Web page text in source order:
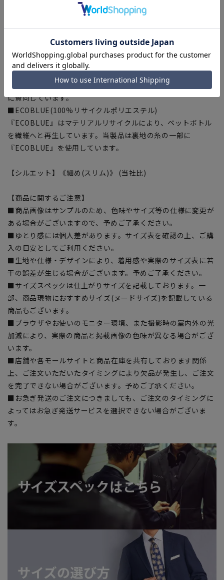
交互に履くことで綺麗にパンツ長持ち。
れた生地から付属まですべてが厳しい基準をクリアした素材を
使用、安全を安心して着用いただけます。
■Plastics Smart
この商品はリサイクル原料を使用し、プラスチック・スマート
に賛同しています。
■ECOBLUE(100%リサイクルポリエステル)
『ECOBLUE』はマテリアルリサイクルにより、ペットボトル
を繊維へと再生しています。当製品は裏地の糸の一部に
『ECOBLUE』を使用しています。
【シルエット】《細め(スリム)》 (当社比)
【商品に関するご注意】
■商品画像はサンプルのため、色味やサイズ等の仕様に変更が
ある場合がございますので、予めご了承ください。
■ゆとり感には個人差があります。サイズ表を確認の上、ご購
入の目安としてご利用ください。
■生地や仕様・デザインにより、着用感や実際のサイズ表に若
干の誤差が生じる場合がございます。予めご了承ください。
■サイズスペックは仕上がりサイズを記載しております。一
部、商品現物におすすめサイズ(ヌードサイズ)を記載している
商品もございます。
■ブラウザやお使いのモニター環境、また撮影時の室内外の光
加減により、実際の商品と掲載画像の色味が異なる場合がござ
います。
■店舗や各モールサイトと商品在庫を共有しております関係
上、ご注文いただいたタイミングにより欠品が発生し、ご注文
を完了できない場合がございます。予めご了承ください。
■お急ぎ発送のご注文につきましても、ご注文のタイミングに
よってはお急ぎ発送サービスを選択できない場合がございま
す。